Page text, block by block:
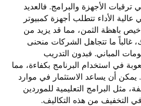
الأجهزة والبرامج. فالعديد
الأداء تتطلب أجهزة كمبيوتر
باهظة الثمن، مما قد يزيد من
غالباً ما تتجاهل الشركات منحنى
المباني. فبدون التدريب
في استخدام البرنامج بكفاءة، مما
أن يساعد الاستثمار في موارد
مثل البرامج التعليمية للموردين
في التخفيف من هذه التكاليف.